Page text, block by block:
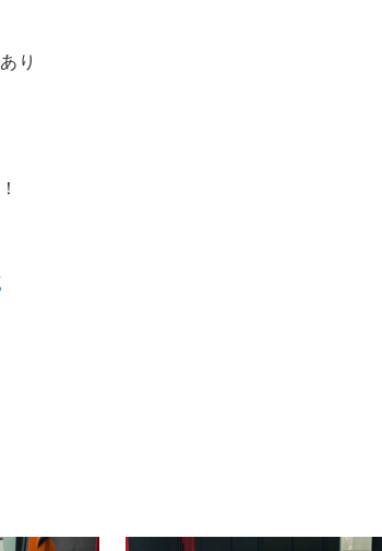
り